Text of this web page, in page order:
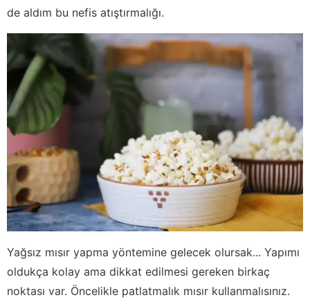
de aldım bu nefis atıştırmalığı.
Yağsız mısır yapma yöntemine gelecek olursak... Yapımı
oldukça kolay ama dikkat edilmesi gereken birkaç
noktası var. Öncelikle patlatmalık mısır kullanmalısınız.